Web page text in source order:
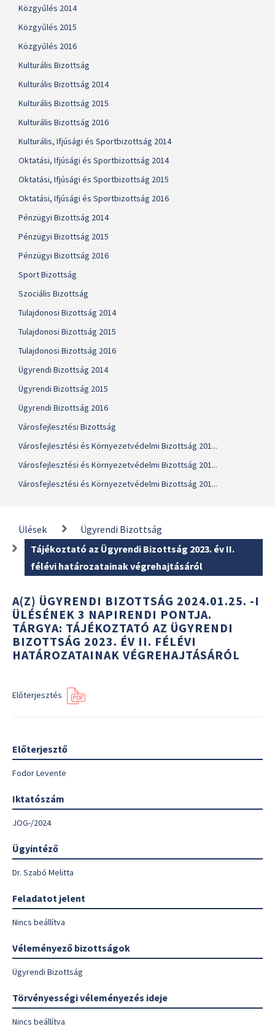
Közgyűlés 2014
Közgyűlés 2015
Közgyűlés 2016
Kulturális Bizottság
Kulturális Bizottság 2014
Kulturális Bizottság 2015
Kulturális Bizottság 2016
Kulturális, Ifjúsági és Sportbizottság 2014
Oktatási, Ifjúsági és Sportbizottság 2014
Oktatási, Ifjúsági és Sportbizottság 2015
Oktatási, Ifjúsági és Sportbizottság 2016
Pénzügyi Bizottság 2014
Pénzügyi Bizottság 2015
Pénzügyi Bizottság 2016
Sport Bizottság
Szociális Bizottság
Tulajdonosi Bizottság 2014
Tulajdonosi Bizottság 2015
Tulajdonosi Bizottság 2016
Ügyrendi Bizottság 2014
Ügyrendi Bizottság 2015
Ügyrendi Bizottság 2016
Városfejlesztési Bizottság
Városfejlesztési és Környezetvédelmi Bizottság 201...
Városfejlesztési és Környezetvédelmi Bizottság 201...
Városfejlesztési és Környezetvédelmi Bizottság 201...
Ülések
Ügyrendi Bizottság
Tájékoztató az Ügyrendi Bizottság 2023. év II.
félévi határozatainak végrehajtásáról
A(Z) ÜGYRENDI BIZOTTSÁG 2024.01.25. -I
ÜLÉSÉNEK 3 NAPIRENDI PONTJA.
TÁRGYA: TÁJÉKOZTATÓ AZ ÜGYRENDI
BIZOTTSÁG 2023. ÉV II. FÉLÉVI
HATÁROZATAINAK VÉGREHAJTÁSÁRÓL
Előterjesztés
Előterjesztő
Fodor Levente
Iktatószám
JOG-/2024
Ügyintéző
Dr. Szabó Melitta
Feladatot jelent
Nincs beállítva
Véleményező bizottságok
Ügyrendi Bizottság
Törvényességi véleményezés ideje
Nincs beállítva